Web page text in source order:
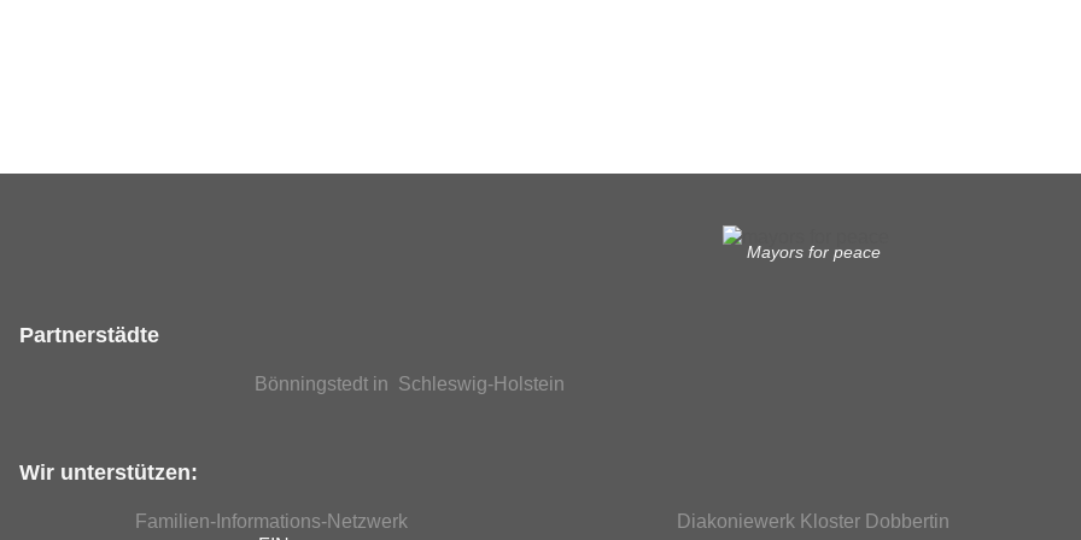
Mayors for peace
Partnerstädte
Bönningstedt in Schleswig-Holstein
Wir unterstützen:
Familien-Informations-Netzwerk
Diakoniewerk Kloster Dobbertin